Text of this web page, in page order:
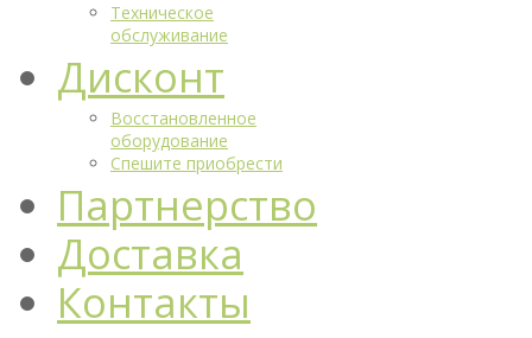
Техническое
обслуживание
Дисконт
Восстановленное
оборудование
Спешите приобрести
Партнерство
Доставка
Контакты